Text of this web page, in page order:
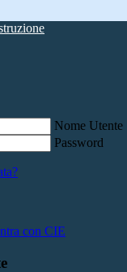
Nome Utente
Password
con CIE